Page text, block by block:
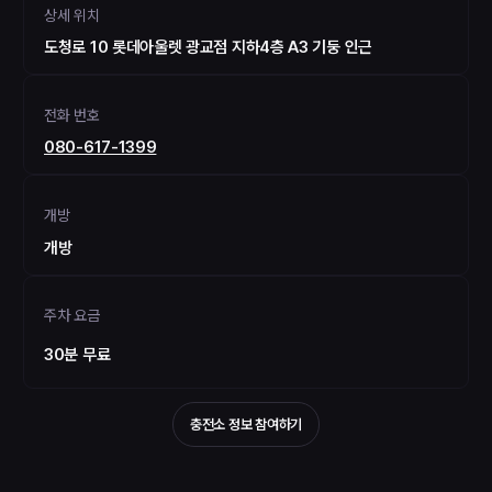
상세 위치
도청로 10 롯데아울렛 광교점 지하4층 A3 기둥 인근
전화 번호
080-617-1399
개방
개방
주차 요금
30분 무료
충전소 정보 참여하기